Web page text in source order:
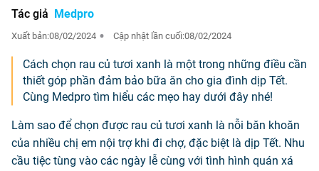
Tác giả Medpro
Xuất bản:08/02/2024 Cập nhật lần cuối:08/02/2024
Cách chọn rau củ tươi xanh là một trong những điều cần
thiết góp phần đảm bảo bữa ăn cho gia đình dịp Tết.
Cùng Medpro tìm hiểu các mẹo hay dưới đây nhé!
Làm sao để chọn được rau củ tươi xanh là nỗi băn khoăn
của nhiều chị em nội trợ khi đi chợ, đặc biệt là dịp Tết. Nhu
cầu tiệc tùng vào các ngày lễ cùng với tình hình quán xá